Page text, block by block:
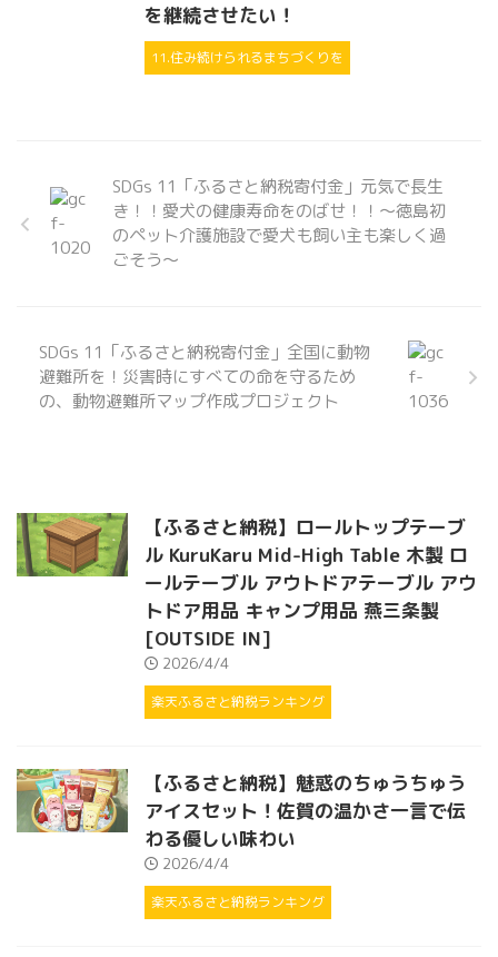
を継続させたい！
11.住み続けられるまちづくりを
SDGs 11「ふるさと納税寄付金」元気で長生
き！！愛犬の健康寿命をのばせ！！～徳島初
のペット介護施設で愛犬も飼い主も楽しく過
ごそう～
SDGs 11「ふるさと納税寄付金」全国に動物
避難所を！災害時にすべての命を守るため
の、動物避難所マップ作成プロジェクト
【ふるさと納税】ロールトップテーブ
ル KuruKaru Mid-High Table 木製 ロ
ールテーブル アウトドアテーブル アウ
トドア用品 キャンプ用品 燕三条製
[OUTSIDE IN]
2026/4/4
楽天ふるさと納税ランキング
【ふるさと納税】魅惑のちゅうちゅう
アイスセット！佐賀の温かさ一言で伝
わる優しい味わい
2026/4/4
楽天ふるさと納税ランキング